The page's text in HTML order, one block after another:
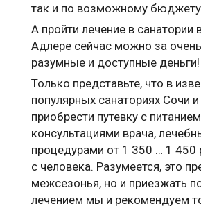
так и по возможному
А пройти лечение в санатории
Адлере сейчас можно за
разумные и доступные деньги!
Только представьте, что в
популярных санаториях Сочи
приобрести путевку с
консультациями врача,
процедурами от 1 350 … 1 450
с человека. Разумеется, это
межсезонья, но и приезжать
лечением мы и рекомендуем